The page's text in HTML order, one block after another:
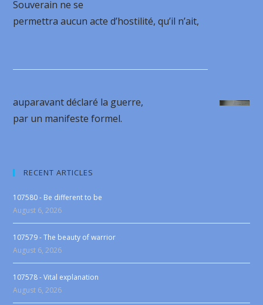
Souverain ne se
permettra aucun acte d’hostilité, qu’il n’ait,
auparavant déclaré la guerre,
par un manifeste formel.
RECENT ARTICLES
107580 - Be different to be
August 6, 2026
107579 - The beauty of warrior
August 6, 2026
107578 - Vital explanation
August 6, 2026